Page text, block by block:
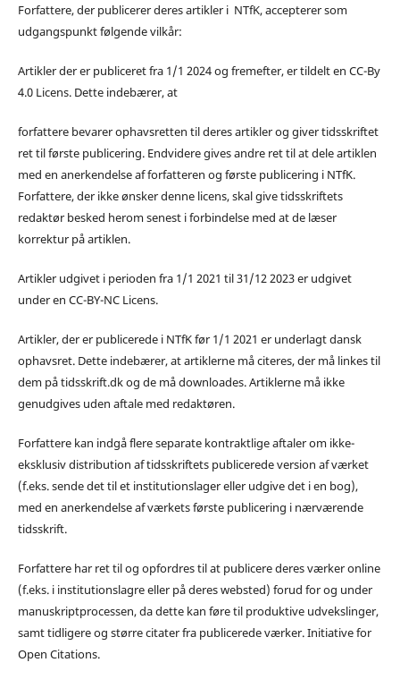
Forfattere, der publicerer deres artikler i NTfK, accepterer som
udgangspunkt følgende vilkår:
Artikler der er publiceret fra 1/1 2024 og fremefter, er tildelt en CC-By
4.0 Licens. Dette indebærer, at
forfattere bevarer ophavsretten til deres artikler og giver tidsskriftet
ret til første publicering. Endvidere gives andre ret til at dele artiklen
med en anerkendelse af forfatteren og første publicering i NTfK.
Forfattere, der ikke ønsker denne licens, skal give tidsskriftets
redaktør besked herom senest i forbindelse med at de læser
korrektur på artiklen.
Artikler udgivet i perioden fra 1/1 2021 til 31/12 2023 er udgivet
under en CC-BY-NC Licens.
Artikler, der er publicerede i NTfK før 1/1 2021 er underlagt dansk
ophavsret. Dette indebærer, at artiklerne må citeres, der må linkes til
dem på tidsskrift.dk og de må downloades. Artiklerne må ikke
genudgives uden aftale med redaktøren.
Forfattere kan indgå flere separate kontraktlige aftaler om ikke-
eksklusiv distribution af tidsskriftets publicerede version af værket
(f.eks. sende det til et institutionslager eller udgive det i en bog),
med en anerkendelse af værkets første publicering i nærværende
tidsskrift.
Forfattere har ret til og opfordres til at publicere deres værker online
(f.eks. i institutionslagre eller på deres websted) forud for og under
manuskriptprocessen, da dette kan føre til produktive udvekslinger,
samt tidligere og større citater fra publicerede værker. Initiative for
Open Citations.